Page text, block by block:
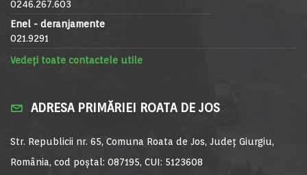
0246.267.603
Enel - deranjamente
021.9291
Vedeți toate contactele utile
ADRESA PRIMĂRIEI ROATA DE JOS
Str. Republicii nr. 65, Comuna Roata de Jos, Județ Giurgiu,
România, cod poștal: 087195, CUI: 5123608